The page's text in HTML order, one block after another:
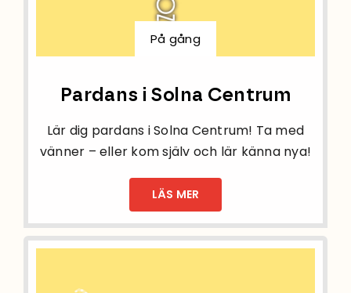
På gång
Pardans i Solna Centrum
Lär dig pardans i Solna Centrum! Ta med
vänner – eller kom själv och lär känna nya!
LÄS MER